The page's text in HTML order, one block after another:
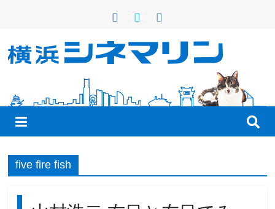
ン
横
浜
シ
ネ
five fire fish